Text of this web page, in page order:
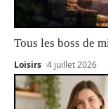
Tous les boss de
Loisirs 4 juillet 2026